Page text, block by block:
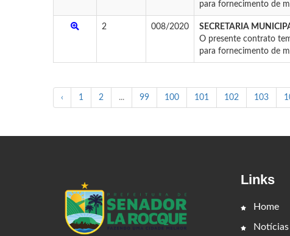
para fornecimento de
2 008/2020
SECRETARIA
O presente contrato
para fornecimento de
‹ 1 2 ... 99 100 101 102 103
Links
Home
Notícias